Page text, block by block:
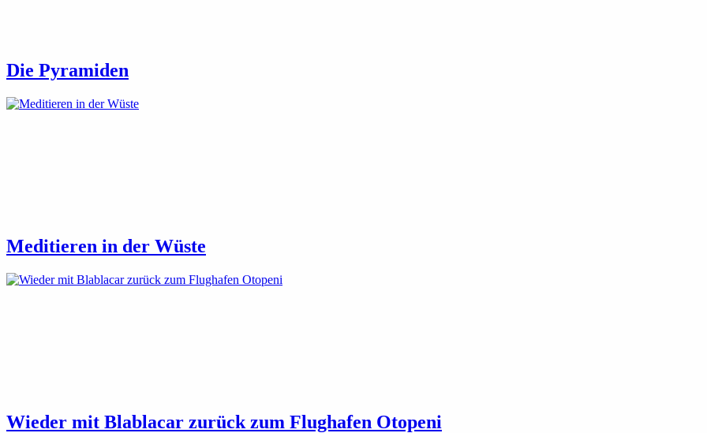
Die Pyramiden
Meditieren in der Wüste
Wieder mit Blablacar zurück zum Flughafen Otopeni